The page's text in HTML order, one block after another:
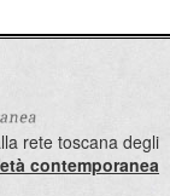
rete toscana degli
contemporanea